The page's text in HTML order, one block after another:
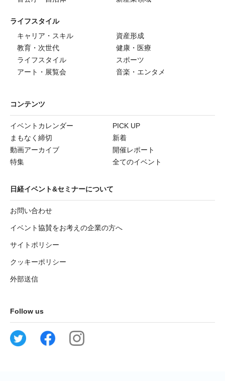
ライフスタイル
キャリア・スキル
資産形成
教育・次世代
健康・医療
ライフスタイル
スポーツ
アート・展覧会
音楽・エンタメ
コンテンツ
イベントカレンダー
PICK UP
まもなく締切
新着
動画アーカイブ
開催レポート
特集
全てのイベント
日経イベント&セミナーについて
お問い合わせ
イベント協賛をお考えの企業の方へ
サイトポリシー
クッキーポリシー
外部送信
Follow us